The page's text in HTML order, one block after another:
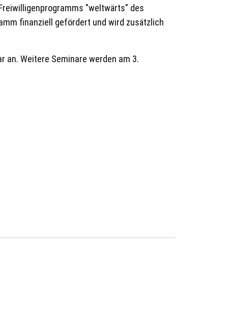
"weltwärts" des
finanziell gefördert und wird zusätzlich
an. Weitere Seminare werden am 3.